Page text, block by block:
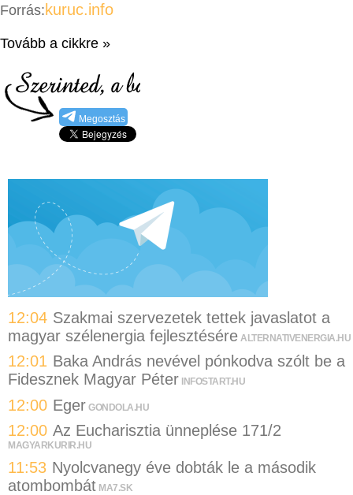
Forrás: kuruc.info
Tovább a cikkre »
Megosztás
12:04 Szakmai szervezetek tettek javaslatot a
magyar szélenergia fejlesztésére ALTERNATIVENERGIA.HU
12:01 Baka András nevével pónkodva szólt be a
Fidesznek Magyar Péter INFOSTART.HU
12:00 Eger GONDOLA.HU
12:00 Az Eucharisztia ünneplése 171/2
MAGYARKURIR.HU
11:53 Nyolcvanegy éve dobták le a második
atombombát MA7.SK